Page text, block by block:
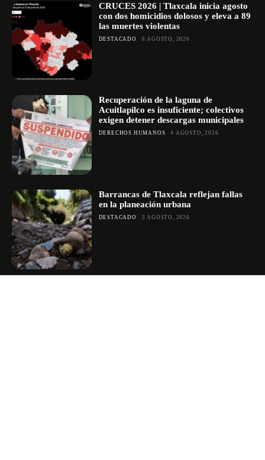
CRUCES 2026 | Tlaxcala inicia agosto
con dos homicidios dolosos y eleva a 89
las muertes violentas
DESTACADO 6 AGOSTO, 2026
Recuperación de la laguna de
Acuitlapilco es insuficiente; colectivos
exigen detener descargas municipales
DERECHOS HUMANOS 4 AGOSTO, 2026
Barrancas de Tlaxcala reflejan fallas
en la planeación urbana
DESTACADO 3 AGOSTO, 2026